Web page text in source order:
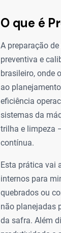
O que é
A preparação
preventiva e
brasileiro, onde
ao
eficiência
sistemas da
trilha e limpeza
contínua.
Esta prática vai
internos para
quebrados ou
não planejadas
da safra. Além